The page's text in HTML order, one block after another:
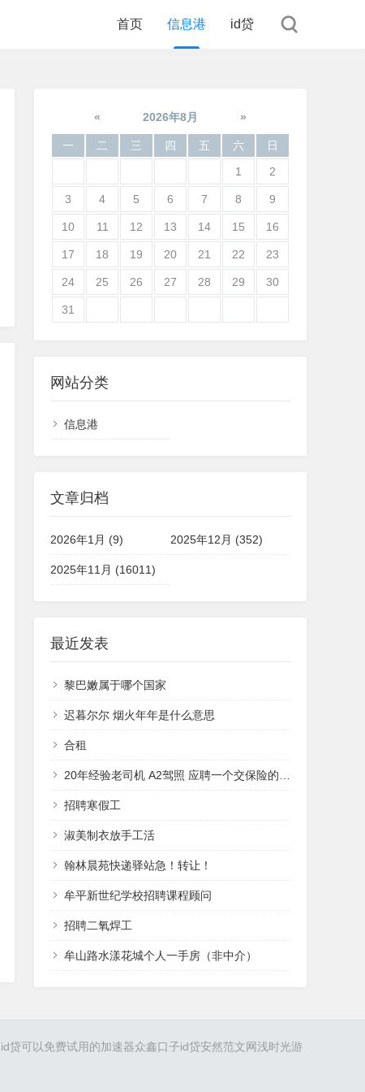
首页 信息港 id贷
« 2026年8月 »
一 二 三 四 五 六
日
1
2
3 4 5 6 7 8 9
10 11 12 13 14 15 16
17 18 19 20 21 22 23
24 25 26 27 28 29 30
31
网站分类
信息港
文章归档
2026年1月 (9) 2025年12月 (352)
2025年11月 (16011)
最近发表
黎巴嫩属于哪个国家
迟暮尔尔 烟火年年是什么意思
合租
20年经验老司机 A2驾照 应聘一个交保险的工作
招聘寒假工
淑美制衣放手工活
翰林晨苑快递驿站急！转让！
牟平新世纪学校招聘课程顾问
招聘二氧焊工
牟山路水漾花城个人一手房（非中介）
id贷可以免费试用的加速器众鑫口子id贷安然范文网浅时光游